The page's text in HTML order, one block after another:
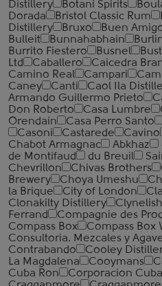
Distillery Botani Spirits
Dorada
Bristol Classic Rum
Distillery
Bruxo Buen
Bulleit
Bunnahabhain
Burrito Fiestero
Busnel
Ltd
Caballero
Caicedra
Camino Real
Campari
Caney
Canti Caol Ila
Armando Guillermo Prieto
Don Roberto
Casa Lumbre
Orendain
Casa Perro Santo
Casoni
Castarede Cavino
Chabot Armagnac
Abkhaz
de Montifaud
du Breuil
Chevrillon
Chivas Brothers
Brewery
Choya Umeshu
la Brique
City of London
Clonakilty Distillery
Ferrand
Compagnie des
Compass Box
Compass Box
Consultoria. Mezcales y
Contrabando
Cooley
La Magdalena
Cooymans
Cuba Ron
Corporacion Cuba